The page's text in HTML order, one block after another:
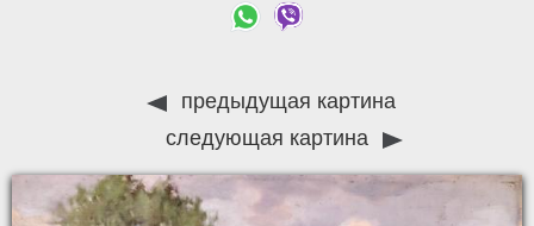
предыдущая картина
следующая картина